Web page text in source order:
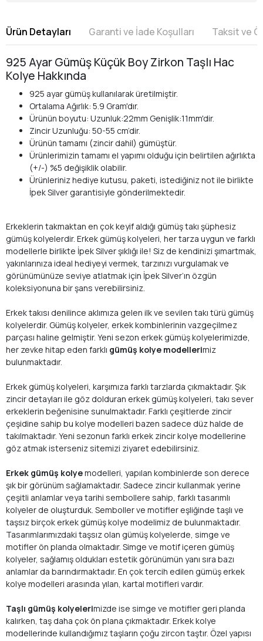
Ürün Detayları Garanti ve İade Koşulları Taksit ve
925 Ayar Gümüş Küçük Boy Zirkon Taşlı Hac
Kolye Hakkında
925 ayar gümüş kullanılarak üretilmiştir.
Ortalama Ağırlık: 5.9 Gram'dır.
Ürünün boyutu: Uzunluk:22mm Genişlik:11mm'dir.
Zincir Uzunluğu: 50-55 cm’dir.
Ürünün tamamı (zincir dahil) gümüştür.
Ürünlerimizin tamamı el yapımı olduğu için belirtilen ağırlıkta
(+/-) %5 değişiklik olabilir.
Ürünleriniz hediye kutusu, paketi, istediğiniz not ile birlikte
İpek Silver garantisiyle gönderilmektedir.
Erkeklerin takmaktan en çok keyif aldığı gümüş takı şüphesiz
gümüş kolyelerdir. Erkek gümüş kolyeleri, her tarza uygun ve farklı
modellerle birlikte İpek Silver şıklığı ile! Siz de kendinizi şımartmak,
yakınlarınıza ideal hediyeyi vermek, tarzınızı vurgulamak ve
görünümünüze seviye atlatmak için İpek Silver’ın özgün
koleksiyonuna bir şans verebilirsiniz.
Erkek takısı denilince aklımıza gelen ilk ve sevilen takı türü gümüş
kolyelerdir. Gümüş kolyeler, erkek kombinlerinin vazgeçilmez
parçası haline gelmiştir. Yeni sezon erkek gümüş kolyelerimizde,
her zevke hitap eden farklı gümüş kolye modellerimiz
bulunmaktadır.
Erkek gümüş kolyeleri, karşımıza farklı tarzlarda çıkmaktadır. Şık
zincir detayları ile göz dolduran erkek gümüş kolyeleri, takı sever
erkeklerin beğenisine sunulmaktadır. Farklı çeşitlerde zincir
çeşidine sahip bu kolye modelleri bazen sadece düz halde de
takılmaktadır. Yeni sezonun farklı erkek zincir kolye modellerine
göz atmak isterseniz sitemizi ziyaret edebilirsiniz.
Erkek gümüş kolyemodelleri, yapılan kombinlerde son derece
şık bir görünüm sağlamaktadır. Sadece zincir kullanmak yerine
çeşitli anlamlar veya tarihi sembollere sahip, farklı tasarımlı
kolyeler de oluşturduk. Semboller ve motifler eşliğinde taşlı ve
taşsız birçok erkek gümüş kolye modelimiz de bulunmaktadır.
Tasarımlarımızdaki taşsız olan gümüş kolyelerde, simge ve
motifler ön planda olmaktadır. Simge ve motif içeren gümüş
kolyeler, sağlamış oldukları estetik görünümün yanı sıra bazı
anlamlar da barındırmaktadır. En çok tercih edilen gümüş erkek
kolye modelleri arasında yılan, kartal motifleri vardır.
Taşlı gümüş kolyelerimizde ise simge ve motifler geri planda
kalırken, taş daha çok ön plana çıkmaktadır. Erkek kolye
modellerinde kullandığımız taşların çoğu zircon taştır. Özel yapısı